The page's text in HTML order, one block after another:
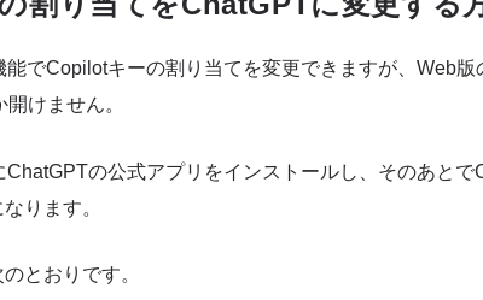
でCopilotキーの割り当てを変更できますが、Web
けません。
の公式アプリをインストールし、そのあと
ります。
とおりです。